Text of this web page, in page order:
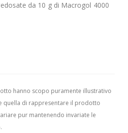
da 10 g di Macrogol 4000
hanno scopo puramente illustrativo
quella di rappresentare il prodotto
pur mantenendo invariate le